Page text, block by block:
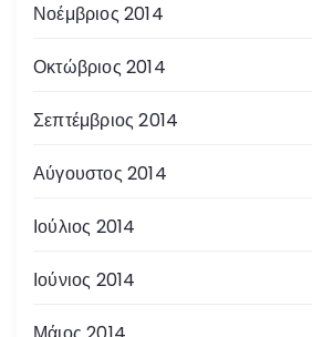
Νοέμβριος 2014
Οκτώβριος 2014
Σεπτέμβριος 2014
Αύγουστος 2014
Ιούλιος 2014
Ιούνιος 2014